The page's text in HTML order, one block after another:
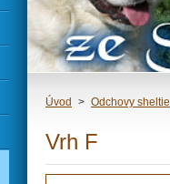
Úvod > Odchovy sheltie
Vrh F